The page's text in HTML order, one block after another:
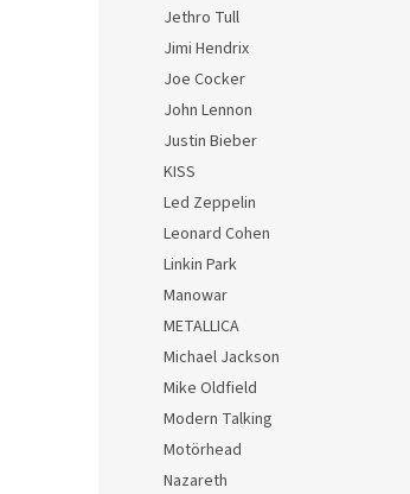
Jethro Tull
Jimi Hendrix
Joe Cocker
John Lennon
Justin Bieber
KISS
Led Zeppelin
Leonard Cohen
Linkin Park
Manowar
METALLICA
Michael Jackson
Mike Oldfield
Modern Talking
Motörhead
Nazareth